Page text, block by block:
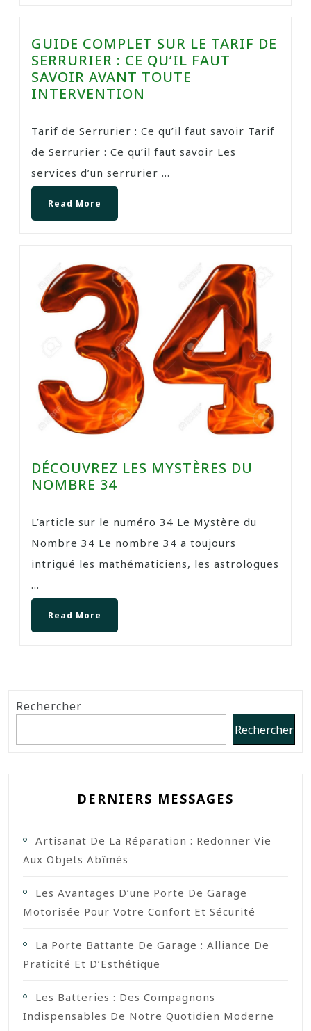
GUIDE COMPLET SUR LE TARIF DE
SERRURIER : CE QU’IL FAUT
SAVOIR AVANT TOUTE
INTERVENTION
Tarif de Serrurier : Ce qu’il faut savoir Tarif
de Serrurier : Ce qu’il faut savoir Les
services d’un serrurier ...
Read More
DÉCOUVREZ LES MYSTÈRES DU
NOMBRE 34
L’article sur le numéro 34 Le Mystère du
Nombre 34 Le nombre 34 a toujours
intrigué les mathématiciens, les astrologues
...
Read More
Rechercher
Rechercher
DERNIERS MESSAGES
Artisanat De La Réparation : Redonner Vie
Aux Objets Abîmés
Les Avantages D’une Porte De Garage
Motorisée Pour Votre Confort Et Sécurité
La Porte Battante De Garage : Alliance De
Praticité Et D’Esthétique
Les Batteries : Des Compagnons
Indispensables De Notre Quotidien Moderne